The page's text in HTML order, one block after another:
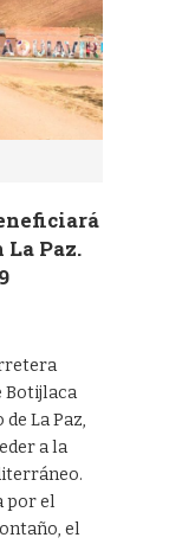
La Paz.
Botijlaca
La Paz,
a la
por el
el